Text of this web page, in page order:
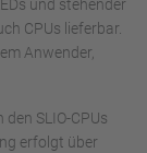
und stehender
CPUs lieferbar.
Anwender,
SLIO-CPUs
erfolgt über